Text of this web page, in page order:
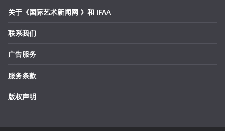
关于《国际艺术新闻网 》和 IFAA
联系我们
广告服务
服务条款
版权声明